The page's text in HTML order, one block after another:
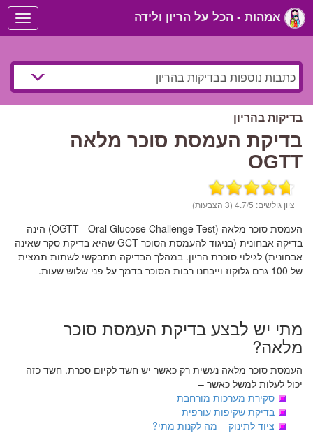
Toggle
navigation
בדיקות בהריון
בדיקת העמסת סוכר מלאה
OGTT
ציון גולשים: 4.7/5 (3 הצבעות)
העמסת סוכר מלאה (OGTT - Oral Glucose Challenge Test) הינה
בדיקה אבחונית (בניגוד להעמסת הסוכר GCT שהיא בדיקת סקר שאינה
אבחונית) לגילוי סוכרת הריון. במהלך הבדיקה תתבקשי לשתות תמצית
של 100 גרם גלוקוז וייבחנו רבות הסוכר בדמך על פני שלוש שעות.
מתי יש לבצע בדיקת העמסת סוכר
מלאה?
העמסת סוכר מלאה נעשית רק כאשר יש חשד לקיום סכרת. חשד כזה
יכול לעלות למשל כאשר –
סקירת מערכות מורחבת
בדיקת שקיפות עורפית
ציוד לתינוק – מה לקנות מתי?